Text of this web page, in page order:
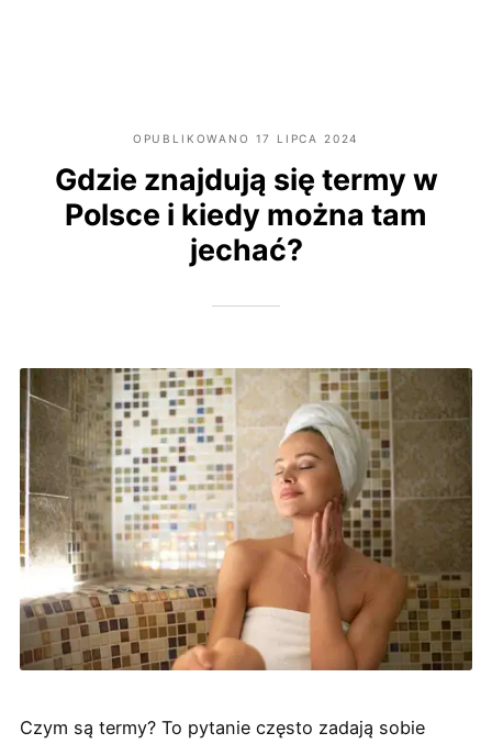
OPUBLIKOWANO 17 LIPCA 2024
Gdzie znajdują się termy w
Polsce i kiedy można tam
jechać?
Czym są termy? To pytanie często zadają sobie